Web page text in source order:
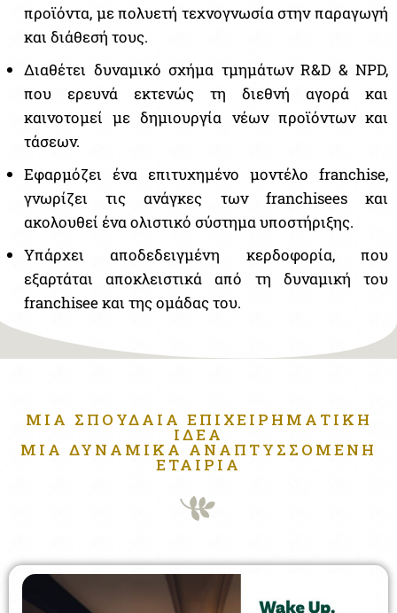
προϊόντα, με πολυετή τεχνογνωσία στην παραγωγή
και διάθεσή τους.
Διαθέτει δυναμικό σχήμα τμημάτων R&D & NPD,
που ερευνά εκτενώς τη διεθνή αγορά και
καινοτομεί με δημιουργία νέων προϊόντων και
τάσεων.
Εφαρμόζει ένα επιτυχημένο μοντέλο franchise,
γνωρίζει τις ανάγκες των franchisees και
ακολουθεί ένα ολιστικό σύστημα υποστήριξης.
Υπάρχει αποδεδειγμένη κερδοφορία, που
εξαρτάται αποκλειστικά από τη δυναμική του
franchisee και της ομάδας του.
ΜΙΑ ΣΠΟΥΔΑΊΑ ΕΠΙΧΕΙΡΗΜΑΤΙΚΉ
ΙΔΈΑ
ΜΙΑ ΔΥΝΑΜΙΚΆ ΑΝΑΠΤΥΣΣΌΜΕΝΗ
ΕΤΑΙΡΊΑ